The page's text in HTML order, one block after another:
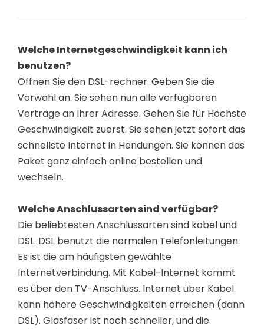
Welche Internetgeschwindigkeit kann ich
benutzen?
Öffnen Sie den DSL-rechner. Geben Sie die
Vorwahl an. Sie sehen nun alle verfügbaren
Verträge an Ihrer Adresse. Gehen Sie für Höchste
Geschwindigkeit zuerst. Sie sehen jetzt sofort das
schnellste Internet in Hendungen. Sie können das
Paket ganz einfach online bestellen und
wechseln.
Welche Anschlussarten sind verfügbar?
Die beliebtesten Anschlussarten sind kabel und
DSL. DSL benutzt die normalen Telefonleitungen.
Es ist die am häufigsten gewählte
Internetverbindung. Mit Kabel-Internet kommt
es über den TV-Anschluss. Internet über Kabel
kann höhere Geschwindigkeiten erreichen (dann
DSL). Glasfaser ist noch schneller, und die